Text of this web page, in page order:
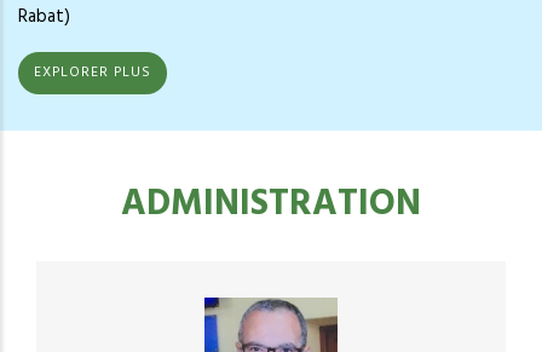
Rabat)
EXPLORER PLUS
ADMINISTRATION